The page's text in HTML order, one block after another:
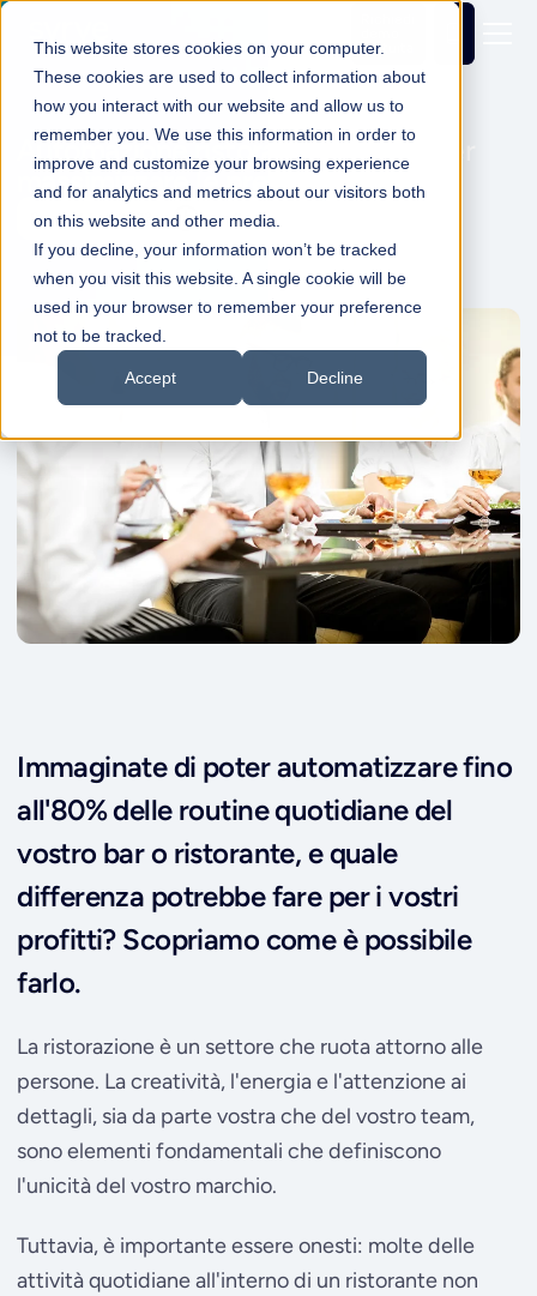
This website stores cookies on your computer.
These cookies are used to collect information about
how you interact with our website and allow us to
remember you. We use this information in order to
improve and customize your browsing experience
and for analytics and metrics about our visitors both
on this website and other media.
If you decline, your information won’t be tracked
when you visit this website. A single cookie will be
used in your browser to remember your preference
not to be tracked.
Accept Decline
gratuita
Automazione ristoranti: 10 modi per
massimizzare le prestazioni
Syrve14 Feb 2023 1min Read
Immaginate di poter automatizzare fino
all'80% delle routine quotidiane del
vostro bar o ristorante, e quale
differenza potrebbe fare per i vostri
profitti? Scopriamo come è possibile
farlo.
La ristorazione è un settore che ruota attorno alle
persone. La creatività, l'energia e l'attenzione ai
dettagli, sia da parte vostra che del vostro team,
sono elementi fondamentali che definiscono
l'unicità del vostro marchio.
Tuttavia, è importante essere onesti: molte delle
attività quotidiane all'interno di un ristorante non